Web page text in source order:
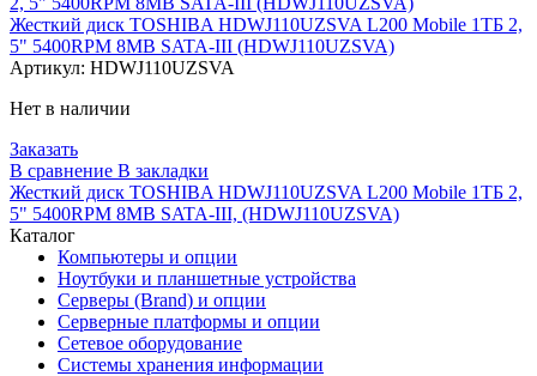
Жесткий диск TOSHIBA HDWJ110UZSVA L200 Mobile 1ТБ 2,
5" 5400RPM 8MB SATA-III (HDWJ110UZSVA)
Артикул: HDWJ110UZSVA
Нет в наличии
Заказать
В сравнение В закладки
Жесткий диск TOSHIBA HDWJ110UZSVA L200 Mobile 1ТБ 2,
5" 5400RPM 8MB SATA-III, (HDWJ110UZSVA)
Каталог
Компьютеры и опции
Ноутбуки и планшетные устройства
Серверы (Brand) и опции
Серверные платформы и опции
Сетевое оборудование
Системы хранения информации